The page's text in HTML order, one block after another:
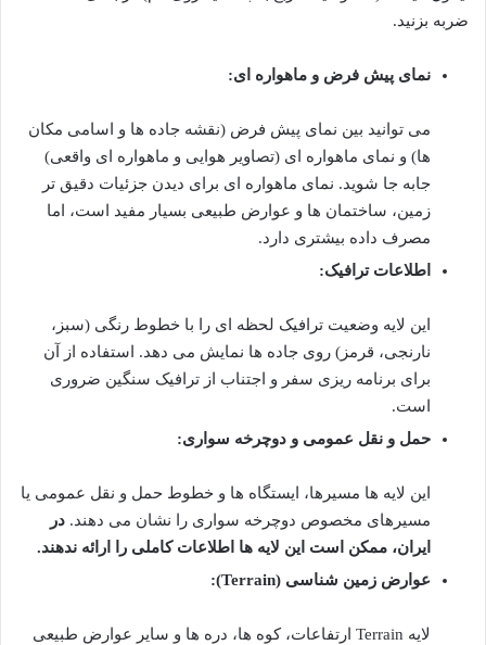
ضربه بزنید.
نمای پیش فرض و ماهواره ای:
می توانید بین نمای پیش فرض (نقشه جاده ها و اسامی مکان
ها) و نمای ماهواره ای (تصاویر هوایی و ماهواره ای واقعی)
جابه جا شوید. نمای ماهواره ای برای دیدن جزئیات دقیق تر
زمین، ساختمان ها و عوارض طبیعی بسیار مفید است، اما
مصرف داده بیشتری دارد.
اطلاعات ترافیک:
این لایه وضعیت ترافیک لحظه ای را با خطوط رنگی (سبز،
نارنجی، قرمز) روی جاده ها نمایش می دهد. استفاده از آن
برای برنامه ریزی سفر و اجتناب از ترافیک سنگین ضروری
است.
حمل و نقل عمومی و دوچرخه سواری:
این لایه ها مسیرها، ایستگاه ها و خطوط حمل و نقل عمومی یا
مسیرهای مخصوص دوچرخه سواری را نشان می دهند. در
ایران، ممکن است این لایه ها اطلاعات کاملی را ارائه ندهند.
عوارض زمین شناسی (Terrain):
لایه Terrain ارتفاعات، کوه ها، دره ها و سایر عوارض طبیعی